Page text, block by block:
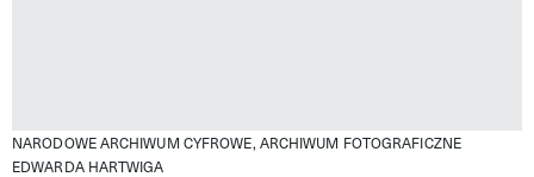
NARODOWE ARCHIWUM CYFROWE, ARCHIWUM FOTOGRAFICZNE
EDWARDA HARTWIGA